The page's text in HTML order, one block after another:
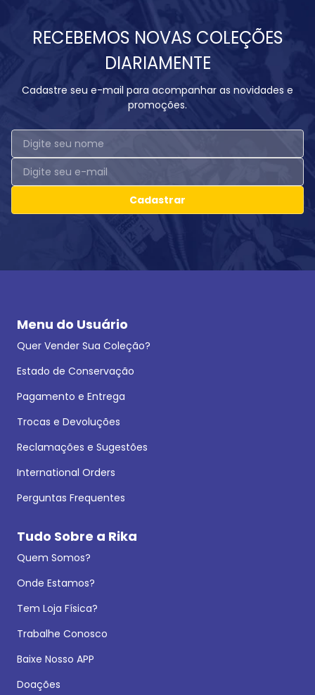
RECEBEMOS NOVAS COLEÇÕES
DIARIAMENTE
Cadastre seu e-mail para acompanhar as novidades e
promoções.
Cadastrar
Menu do Usuário
Quer Vender Sua Coleção?
Estado de Conservação
Pagamento e Entrega
Trocas e Devoluções
Reclamações e Sugestões
International Orders
Perguntas Frequentes
Tudo Sobre a Rika
Quem Somos?
Onde Estamos?
Tem Loja Física?
Trabalhe Conosco
Baixe Nosso APP
Doações